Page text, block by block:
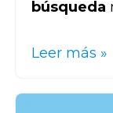
búsqueda
Leer más »